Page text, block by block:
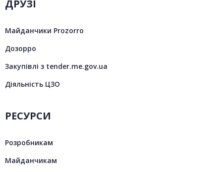
ДРУЗІ
Майданчики Prozorro
Дозорро
Закупівлі з tender.me.gov.ua
Діяльність ЦЗО
РЕСУРСИ
Розробникам
Майданчикам